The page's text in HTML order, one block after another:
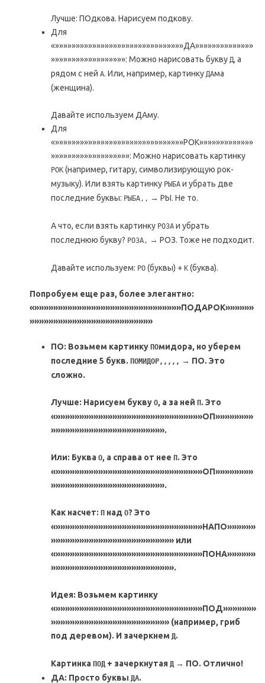
Лучше: ПОдкова. Нарисуем подкову.
Для
«»»»»»»»»»»»»»»»»»»»»»»»»»»»»»»»ДА»»»»»»»»»»»»»»
»»»»»»»»»»»»»»»»»»: Можно нарисовать букву Д, а
рядом с ней А. Или, например, картинку ДАма
(женщина).
Давайте используем ДАму.
Для
«»»»»»»»»»»»»»»»»»»»»»»»»»»»»»»»РОК»»»»»»»»»»»»»
»»»»»»»»»»»»»»»»»»»: Можно нарисовать картинку
РОК (например, гитару, символизирующую рок-
музыку). Или взять картинку РЫБА и убрать две
последние буквы: РЫБА,, → РЫ. Не то.
А что, если взять картинку РОЗА и убрать
последнюю букву? РОЗА, → РОЗ. Тоже не подходит.
Давайте используем: РО (буквы) + К (буква).
Попробуем еще раз, более элегантно:
«»»»»»»»»»»»»»»»»»»»»»»»»»»»»»»»ПОДАРОК»»»»»»
»»»»»»»»»»»»»»»»»»»»»»»»»»
ПО: Возьмем картинку ПОмидора, но уберем
последние 5 букв. ПОМИДОР,,,,, → ПО. Это
сложно.
Лучше: Нарисуем букву О, а за ней П . Это
«»»»»»»»»»»»»»»»»»»»»»»»»»»»»»»»ОП»»»»»»»»
»»»»»»»»»»»»»»»»»»»»»»»».
Или: Буква О, а справа от нее П . Это
«»»»»»»»»»»»»»»»»»»»»»»»»»»»»»»»ОП»»»»»»»»
»»»»»»»»»»»»»»»»»»»»»»»».
Как насчет: П над О? Это
«»»»»»»»»»»»»»»»»»»»»»»»»»»»»»»»НАПО»»»»»»
»»»»»»»»»»»»»»»»»»»»»»»»»» или
«»»»»»»»»»»»»»»»»»»»»»»»»»»»»»»»ПОНА»»»»»»
»»»»»»»»»»»»»»»»»»»»»»»»»».
Идея: Возьмем картинку
«»»»»»»»»»»»»»»»»»»»»»»»»»»»»»»»ПОД»»»»»»»
»»»»»»»»»»»»»»»»»»»»»»»»» (например, гриб
под деревом). И зачеркнем Д.
Картинка ПОД + зачеркнутая Д → ПО. Отлично!
ДА: Просто буквы ДА.